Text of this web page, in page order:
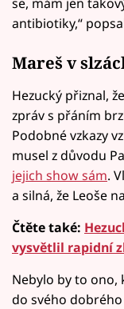
antibiotiky,“
Mareš v
Hezucký přiznal,
zpráv s přáním
Podobné vzkazy
musel z důvodu
jejich show sám.
a silná, že Leoše
Čtěte také:
vysvětlil rapidní
Nebylo by to ono,
do svého dobrého